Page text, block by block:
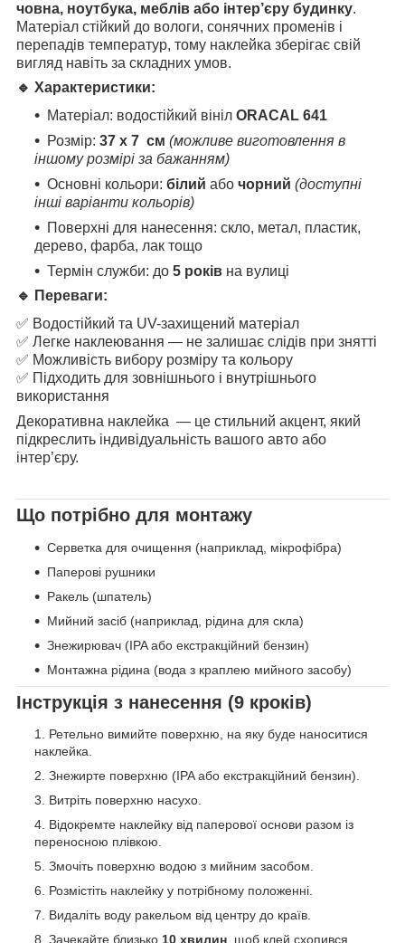
човна, ноутбука, меблів або інтер’єру будинку.
Матеріал стійкий до вологи, сонячних променів і
перепадів температур, тому наклейка зберігає свій
вигляд навіть за складних умов.
🔹 Характеристики:
Матеріал: водостійкий вініл ORACAL 641
Розмір: 37 х 7 см (можливе виготовлення в
іншому розмірі за бажанням)
Основні кольори: білий або чорний (доступні
інші варіанти кольорів)
Поверхні для нанесення: скло, метал, пластик,
дерево, фарба, лак тощо
Термін служби: до 5 років на вулиці
🔹 Переваги:
✅ Водостійкий та UV-захищений матеріал
✅ Легке наклеювання — не залишає слідів при знятті
✅ Можливість вибору розміру та кольору
✅ Підходить для зовнішнього і внутрішнього
використання
Декоративна наклейка — це стильний акцент, який
підкреслить індивідуальність вашого авто або
інтер’єру.
Що потрібно для монтажу
Серветка для очищення (наприклад, мікрофібра)
Паперові рушники
Ракель (шпатель)
Мийний засіб (наприклад, рідина для скла)
Знежирювач (IPA або екстракційний бензин)
Монтажна рідина (вода з краплею мийного засобу)
Інструкція з нанесення (9 кроків)
Ретельно вимийте поверхню, на яку буде наноситися
наклейка.
Знежирте поверхню (IPA або екстракційний бензин).
Витріть поверхню насухо.
Відокремте наклейку від паперової основи разом із
переносною плівкою.
Змочіть поверхню водою з мийним засобом.
Розмістіть наклейку у потрібному положенні.
Видаліть воду ракельом від центру до країв.
Зачекайте близько 10 хвилин , щоб клей схопився.